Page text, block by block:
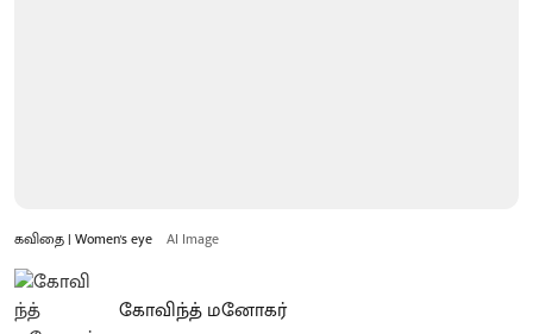
கவிதை | Women's eye AI Image
கோவிந்த் மனோகர்